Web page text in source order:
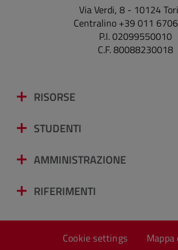
Via Verdi, 8 - 10124
Centralino +39 011
P.I. 02099550010
C.F. 80088230018
RISORSE
STUDENTI
AMMINISTRAZIONE
RIFERIMENTI
Cookie settings